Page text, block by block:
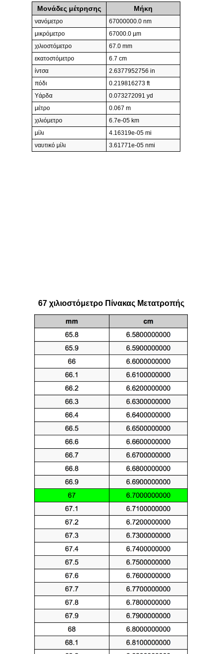
Μονάδες μέτρησης Μήκη
νανόμετρο
67000000.0 nm
μικρόμετρο
67000.0 µm
χιλιοστόμετρο
67.0 mm
εκατοστόμετρο
6.7 cm
ίντσα
2.6377952756 in
πόδι
0.219816273 ft
Υάρδα
0.073272091 yd
μέτρο
0.067 m
χιλιόμετρο
6.7e-05 km
μίλι
4.16319e-05 mi
ναυτικό μίλι
3.61771e-05 nmi
67 χιλιοστόμετρο Πίνακας Μετατροπής